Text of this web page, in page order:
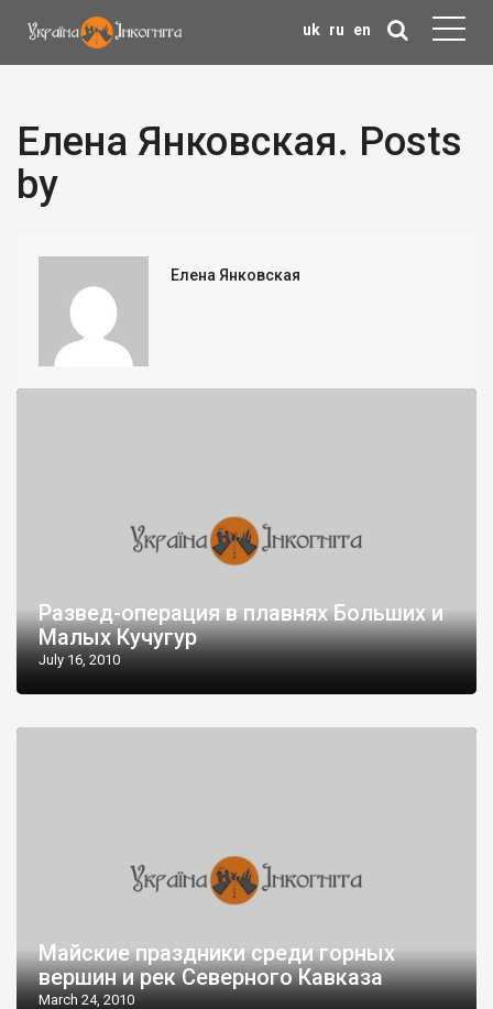
uk ru en
Елена Янковская. Posts
by
Елена Янковская
Развед-операция в плавнях Больших и
Малых Кучугур
July 16, 2010
Майские праздники среди горных
вершин и рек Северного Кавказа
March 24, 2010